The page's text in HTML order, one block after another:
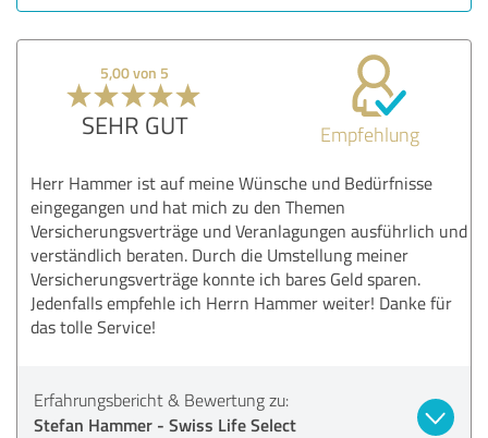
5,00 von 5
SEHR GUT Empfehlung
Herr Hammer ist auf meine Wünsche und Bedürfnisse
eingegangen und hat mich zu den Themen
Versicherungsverträge und Veranlagungen ausführlich und
verständlich beraten. Durch die Umstellung meiner
Versicherungsverträge konnte ich bares Geld sparen.
Jedenfalls empfehle ich Herrn Hammer weiter! Danke für
das tolle Service!
Erfahrungsbericht & Bewertung zu:
Stefan Hammer - Swiss Life Select